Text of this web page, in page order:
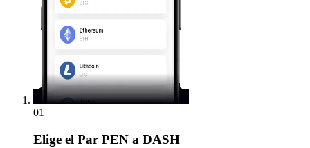
01
Elige el Par PEN a DASH